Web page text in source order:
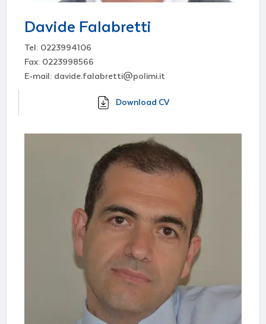
Davide Falabretti
Tel: 0223994106
Fax: 0223998566
E-mail: davide.falabretti@polimi.it
Download CV